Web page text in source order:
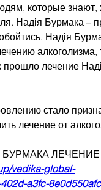
которые знают,
Надія Бурмака –
Надія
прошло лечение
стало
лечение от
БУРМАКА
vedika-global-
a3fc-